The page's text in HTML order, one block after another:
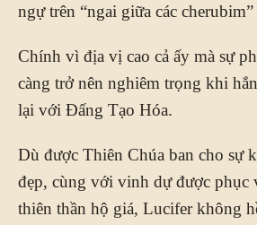
ngự trên “ngai giữa các
Chính vì địa vị cao cả ấy mà sự
càng trở nên nghiêm trọng khi
lại với Đấng Tạo Hóa.
Dù được Thiên Chúa ban cho sự
đẹp, cùng với vinh dự được phục
thiên thần hộ giá, Lucifer không